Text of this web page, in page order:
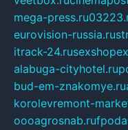
mega-press.ru
eurovision-russia.ru
itrack-24.ru
alabuga-cityhotel.ru
bud-em-znakomye.ru
korolevremont-
oooagrosnab.ru